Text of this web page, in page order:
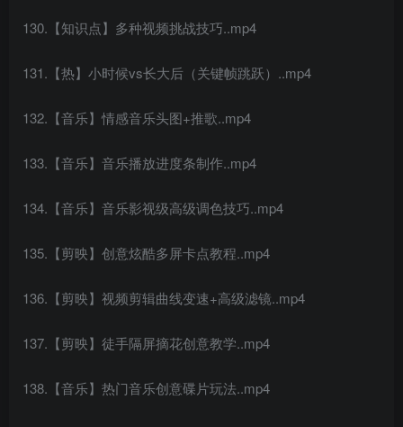
130.【知识点】多种视频挑战技巧..mp4
131.【热】小时候vs长大后（关键帧跳跃）..mp4
132.【音乐】情感音乐头图+推歌..mp4
133.【音乐】音乐播放进度条制作..mp4
134.【音乐】音乐影视级高级调色技巧..mp4
135.【剪映】创意炫酷多屏卡点教程..mp4
136.【剪映】视频剪辑曲线变速+高级滤镜..mp4
137.【剪映】徒手隔屏摘花创意教学..mp4
138.【音乐】热门音乐创意碟片玩法..mp4